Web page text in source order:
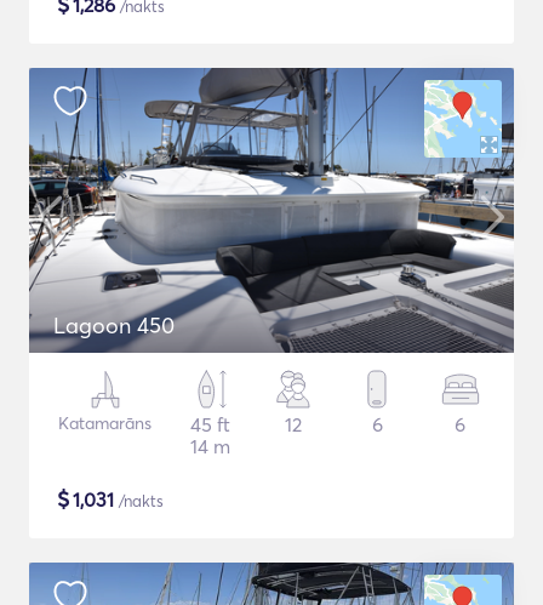
1,286 /nakts
Lagoon 450
Katamarāns
45 ft
14 m
12 6 6
$1,031 /nakts